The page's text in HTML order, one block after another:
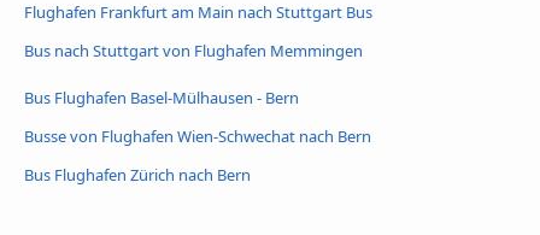
Flughafen Frankfurt am Main nach Stuttgart Bus
Bus nach Stuttgart von Flughafen Memmingen
Bus Flughafen Basel-Mülhausen - Bern
Busse von Flughafen Wien-Schwechat nach Bern
Bus Flughafen Zürich nach Bern